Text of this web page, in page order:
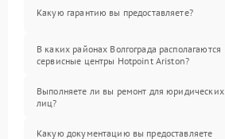
Какую гарантию вы предоставляете?
В каких районах Волгограда располагаются
сервисные центры Hotpoint Ariston?
Выполняете ли вы ремонт для юридических
лиц?
Какую документацию вы предоставляете